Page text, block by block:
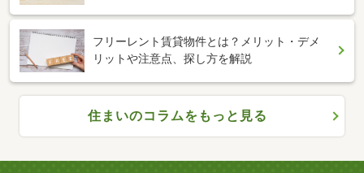
フリーレント賃貸物件とは？メリット・デメ
リットや注意点、探し方を解説
住まいのコラムをもっと見る